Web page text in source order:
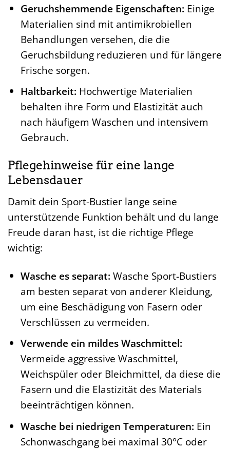
Geruchshemmende Eigenschaften: Einige
Materialien sind mit antimikrobiellen
Behandlungen versehen, die die
Geruchsbildung reduzieren und für längere
Frische sorgen.
Haltbarkeit: Hochwertige Materialien
behalten ihre Form und Elastizität auch
nach häufigem Waschen und intensivem
Gebrauch.
Pflegehinweise für eine lange
Lebensdauer
Damit dein Sport-Bustier lange seine
unterstützende Funktion behält und du lange
Freude daran hast, ist die richtige Pflege
wichtig:
Wasche es separat: Wasche Sport-Bustiers
am besten separat von anderer Kleidung,
um eine Beschädigung von Fasern oder
Verschlüssen zu vermeiden.
Verwende ein mildes Waschmittel:
Vermeide aggressive Waschmittel,
Weichspüler oder Bleichmittel, da diese die
Fasern und die Elastizität des Materials
beeinträchtigen können.
Wasche bei niedrigen Temperaturen: Ein
Schonwaschgang bei maximal 30°C oder